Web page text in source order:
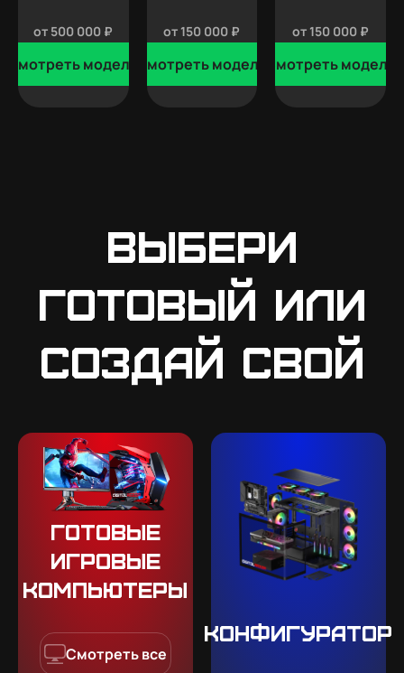
от 500 000 ₽
Смотреть модели
от 150 000 ₽
Смотреть модели
от 150 000 ₽
Смотреть модели
Выбери
готовый или
создай свой
Готовые
игровые
компьютеры
Смотреть все
Конфигуратор